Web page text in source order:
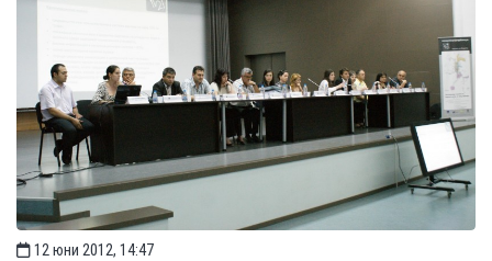
12 юни 2012, 14:47